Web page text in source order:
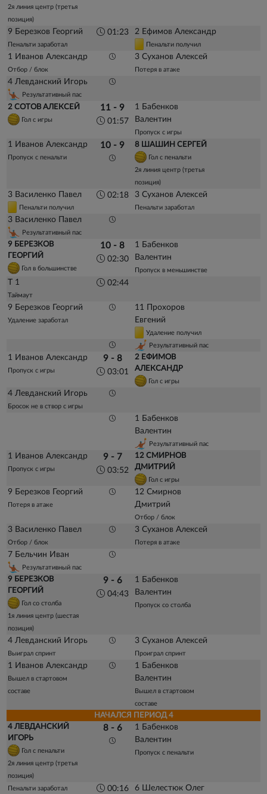
2я линия центр (третья
позиция)
9 Березков Георгий
Пенальти заработал
01:23 2 Ефимов Александр
Пенальти получил
1 Иванов Александр
Отбор / блок
3 Суханов Алексей
Потеря в атаке
4 Левданский Игорь
Результативный пас
2 СОТОВ АЛЕКСЕЙ
Гол с игры
11 - 9
01:57
1 Бабенков
Валентин
Пропуск с игры
1 Иванов Александр
Пропуск с пенальти
10 - 9 8 ШАШИН СЕРГЕЙ
Гол с пенальти
2я линия центр (третья
позиция)
3 Василенко Павел
Пенальти получил
02:18 3 Суханов Алексей
Пенальти заработал
3 Василенко Павел
Результативный пас
9 БЕРЕЗКОВ
ГЕОРГИЙ
Гол в большинстве
10 - 8
02:30
1 Бабенков
Валентин
Пропуск в меньшинстве
Т 1
Таймаут
02:44
9 Березков Георгий
Удаление заработал
11 Прохоров
Евгений
Удаление получил
Результативный пас
1 Иванов Александр
Пропуск с игры
9 - 8
03:01
2 ЕФИМОВ
АЛЕКСАНДР
Гол с игры
4 Левданский Игорь
Бросок не в створ с игры
1 Бабенков
Валентин
Результативный пас
1 Иванов Александр
Пропуск с игры
9 - 7
03:52
12 СМИРНОВ
ДМИТРИЙ
Гол с игры
9 Березков Георгий
Потеря в атаке
12 Смирнов
Дмитрий
Отбор / блок
3 Василенко Павел
Отбор / блок
3 Суханов Алексей
Потеря в атаке
7 Бельчин Иван
Результативный пас
9 БЕРЕЗКОВ
ГЕОРГИЙ
Гол со столба
1я линия центр (шестая
позиция)
9 - 6
04:43
1 Бабенков
Валентин
Пропуск со столба
4 Левданский Игорь
Выиграл спринт
3 Суханов Алексей
Проиграл спринт
1 Иванов Александр
Вышел в стартовом
составе
1 Бабенков
Валентин
Вышел в стартовом
составе
НАЧАЛСЯ ПЕРИОД 4
4 ЛЕВДАНСКИЙ
ИГОРЬ
Гол с пенальти
2я линия центр (третья
позиция)
8 - 6
1 Бабенков
Валентин
Пропуск с пенальти
Пенальти заработал 00:16 6 Шелестюк Олег